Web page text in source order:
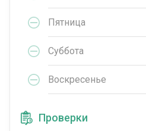
Пятница
Суббота
Воскресенье
Проверки